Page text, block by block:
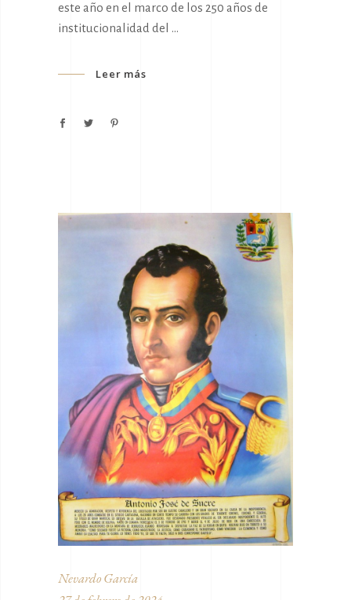
este año en el marco de los 250 años de
institucionalidad del
Leer más
Nevardo García